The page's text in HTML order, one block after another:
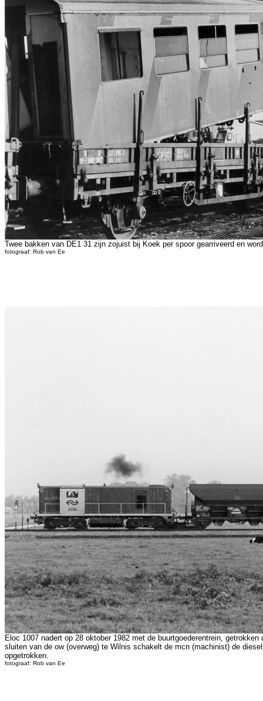
Twee bakken van DE1 31 zijn zojuist bij Koek per spoor gearriveerd en
fotograaf: Rob van Ee
Eloc 1007 nadert op 28 oktober 1982 met de buurtgoederentrein,
sluiten van de ow (overweg) te Wilnis schakelt de mcn (machinist) de
opgetrokken.
fotograaf: Rob van Ee